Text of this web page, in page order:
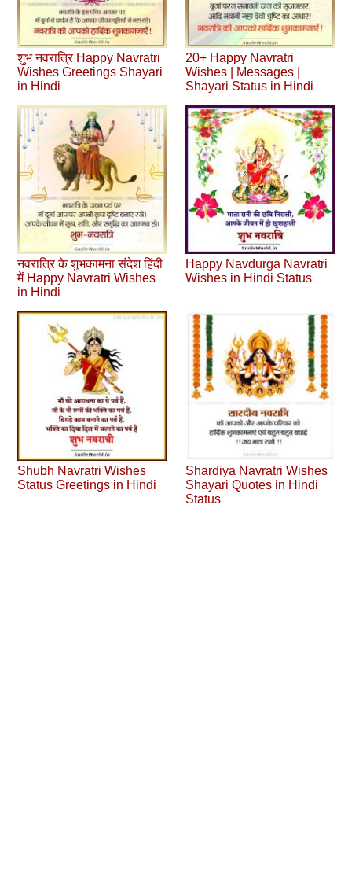
शुभ नवरात्रि Happy Navratri
Wishes Greetings Shayari
in Hindi
20+ Happy Navratri
Wishes | Messages |
Shayari Status in Hindi
नवरात्रि के शुभकामना संदेश हिंदी
में Happy Navratri Wishes
in Hindi
Happy Navdurga Navratri
Wishes in Hindi Status
Shubh Navratri Wishes
Status Greetings in Hindi
Shardiya Navratri Wishes
Shayari Quotes in Hindi
Status